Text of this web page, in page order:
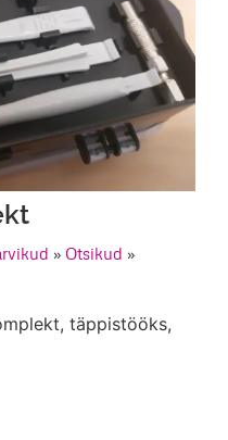
» Otsikud »
täppistööks,